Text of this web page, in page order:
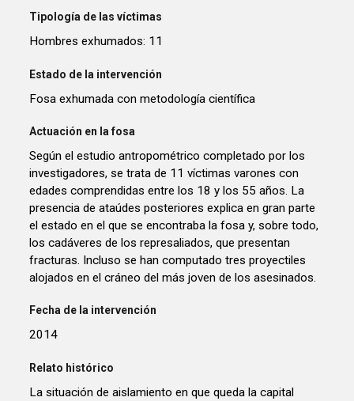
Tipología de las víctimas
Hombres exhumados: 11
Estado de la intervención
Fosa exhumada con metodología científica
Actuación en la fosa
Según el estudio antropométrico completado por los
investigadores, se trata de 11 víctimas varones con
edades comprendidas entre los 18 y los 55 años. La
presencia de ataúdes posteriores explica en gran parte
el estado en el que se encontraba la fosa y, sobre todo,
los cadáveres de los represaliados, que presentan
fracturas. Incluso se han computado tres proyectiles
alojados en el cráneo del más joven de los asesinados.
Fecha de la intervención
2014
Relato histórico
La situación de aislamiento en que queda la capital